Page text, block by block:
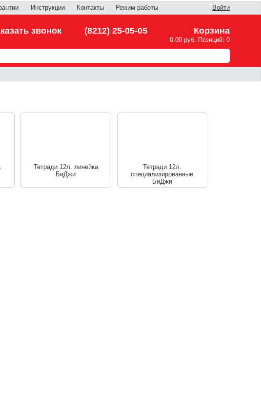
Инструкции Контакты Режим работы Войти
звонок (8212) 25-05-05 Корзина
0.00 руб. Позиций: 0
Тетради 12л. линейка
БиДжи
Тетради 12л.
специализированные
БиДжи